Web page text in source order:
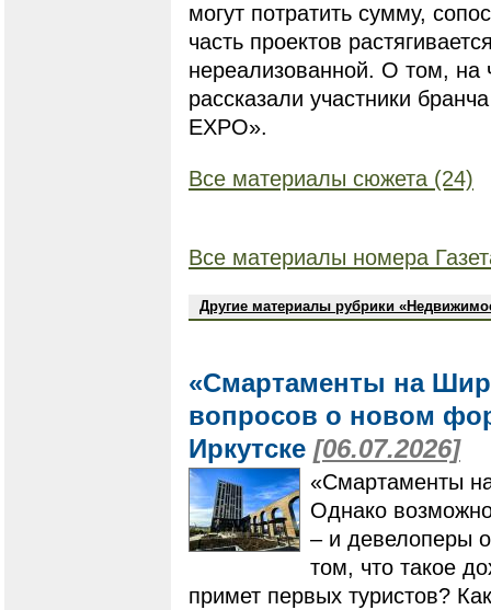
могут потратить сумму,
часть проектов
нереализованной. О том, на
рассказали участники
EXPO».
Все материалы сюжета (24)
Все материалы номера
Другие материалы рубрики
«Смартаменты на
вопросов о новом
Иркутске [06.07.2026]
«Смартаменты
Однако
– и девелоперы
том, что такое
примет первых туристов?